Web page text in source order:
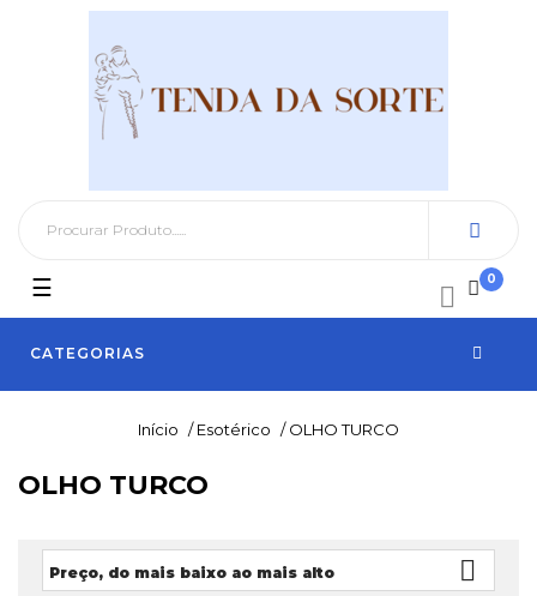
0

CATEGORIAS
Toggle
navigation
☰
Início / Esotérico / OLHO TURCO
OLHO TURCO
Preço, do mais baixo ao mais alto 